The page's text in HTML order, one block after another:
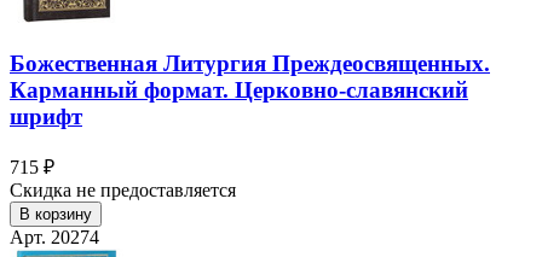
Божественная Литургия Преждеосвященных.
Карманный формат. Церковно-славянский
шрифт
715 ₽
Скидка не предоставляется
В корзину
Арт. 20274